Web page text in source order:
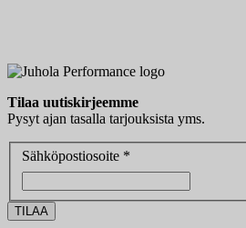
Tilaa uutiskirjeemme
Pysyt ajan tasalla tarjouksista yms.
Sähköpostiosoite *